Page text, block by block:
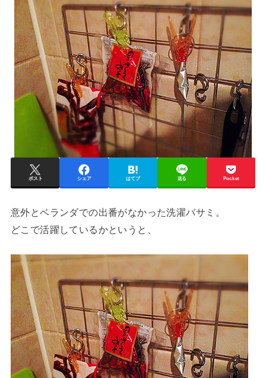
ポスト シェア はてブ 送る Pocket
意外とベランダでの出番がなかった洗濯バサミ。
どこで活躍しているかというと、